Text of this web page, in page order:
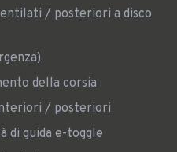
/ posteriori a disco
della corsia
/ posteriori
di guida e-toggle